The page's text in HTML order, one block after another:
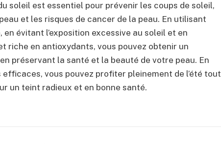
soleil est essentiel pour prévenir les coups de soleil,
et les risques de cancer de la peau. En utilisant
évitant l’exposition excessive au soleil et en
riche en antioxydants, vous pouvez obtenir un
préservant la santé et la beauté de votre peau. En
vous pouvez profiter pleinement de l’été tout
un teint radieux et en bonne santé.